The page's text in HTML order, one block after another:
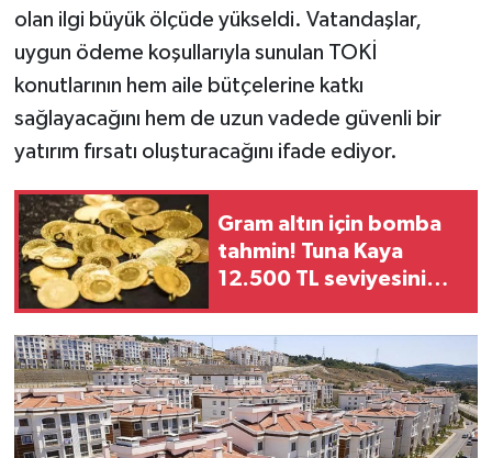
olan ilgi büyük ölçüde yükseldi. Vatandaşlar,
uygun ödeme koşullarıyla sunulan TOKİ
konutlarının hem aile bütçelerine katkı
sağlayacağını hem de uzun vadede güvenli bir
yatırım fırsatı oluşturacağını ifade ediyor.
Gram altın için bomba
tahmin! Tuna Kaya
12.500 TL seviyesini